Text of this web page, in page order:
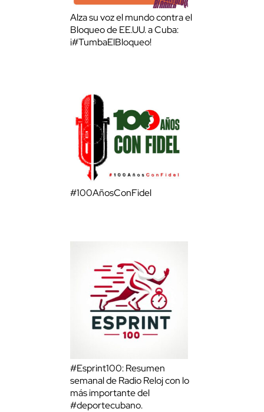
Alza su voz el mundo contra el
Bloqueo de EE.UU. a Cuba:
¡#TumbaElBloqueo!
#100AñosConFidel
#Esprint100: Resumen
semanal de Radio Reloj con lo
más importante del
#deportecubano.